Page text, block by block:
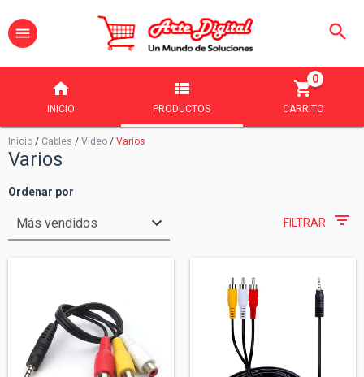
INICIO PRODUCTOS CARRITO
0
Inicio / Cables / Video / Varios
Varios
Ordenar por
FILTRAR